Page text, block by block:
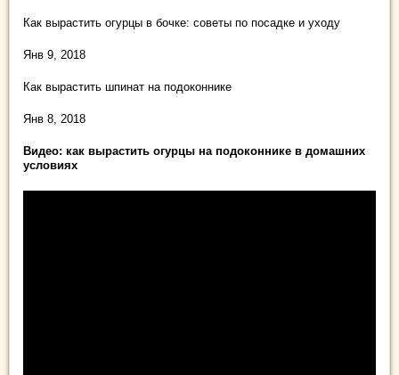
Как вырастить огурцы в бочке: советы по посадке и уходу
Янв 9, 2018
Как вырастить шпинат на подоконнике
Янв 8, 2018
Видео: как вырастить огурцы на подоконнике в домашних
условиях